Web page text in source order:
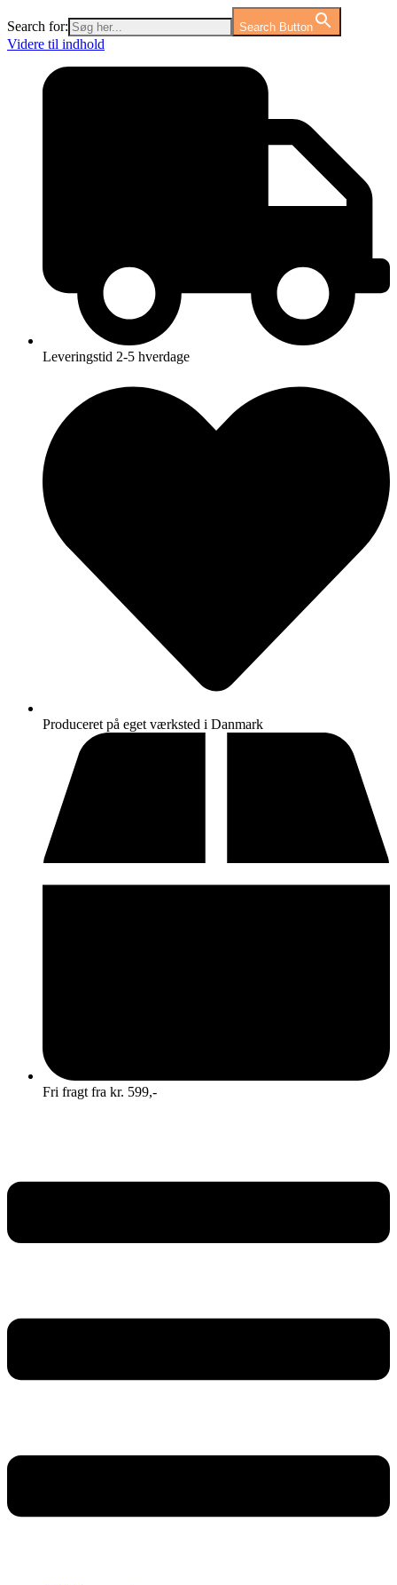
Search for: Search Button
Videre til indhold
Leveringstid 2-5 hverdage
Produceret på eget værksted i Danmark
Fri fragt fra kr. 599,-